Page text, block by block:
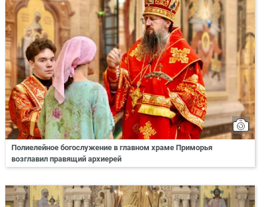
Полиелейное богослужение в главном храме Приморья
возглавил правящий архиерей